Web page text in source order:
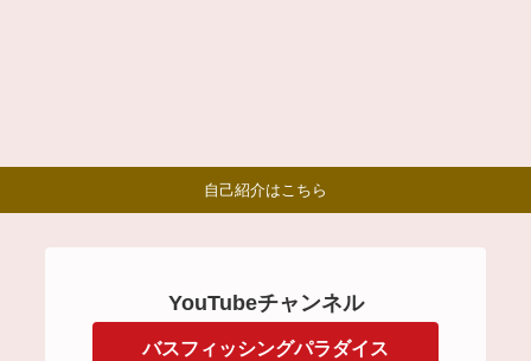
自己紹介はこちら
YouTubeチャンネル
バスフィッシングパラダイス